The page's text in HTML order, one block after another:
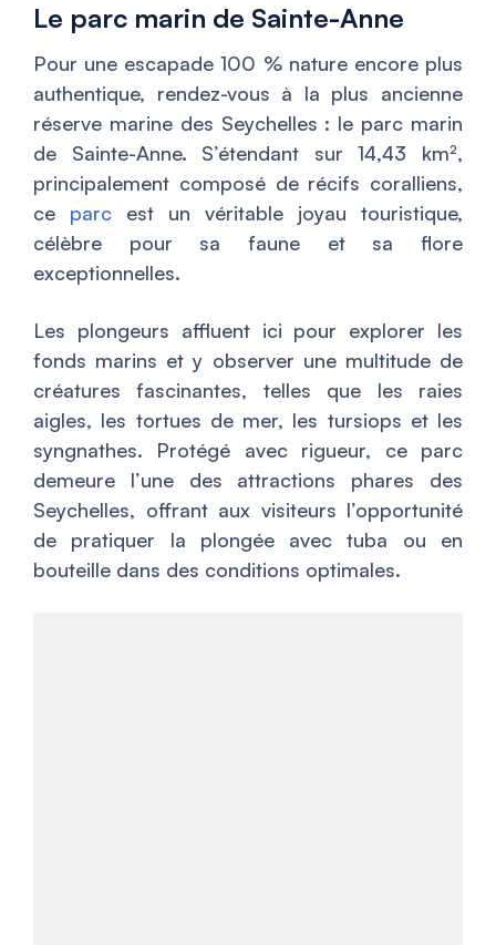
Le parc marin de Sainte-Anne
Pour une escapade 100 % nature encore plus
authentique, rendez-vous à la plus ancienne
réserve marine des Seychelles : le parc marin
de Sainte-Anne. S’étendant sur 14,43 km²,
principalement composé de récifs coralliens,
ce parc est un véritable joyau touristique,
célèbre pour sa faune et sa flore
exceptionnelles.
Les plongeurs affluent ici pour explorer les
fonds marins et y observer une multitude de
créatures fascinantes, telles que les raies
aigles, les tortues de mer, les tursiops et les
syngnathes. Protégé avec rigueur, ce parc
demeure l’une des attractions phares des
Seychelles, offrant aux visiteurs l’opportunité
de pratiquer la plongée avec tuba ou en
bouteille dans des conditions optimales.